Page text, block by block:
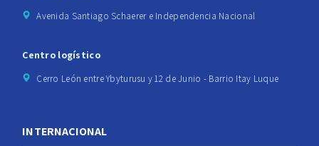
Avenida Santiago Schaerer e Independencia Nacional
Centro logístico
Cerro León entre Ybyturusu y 12 de Junio - Barrio Itay Luque
INTERNACIONAL